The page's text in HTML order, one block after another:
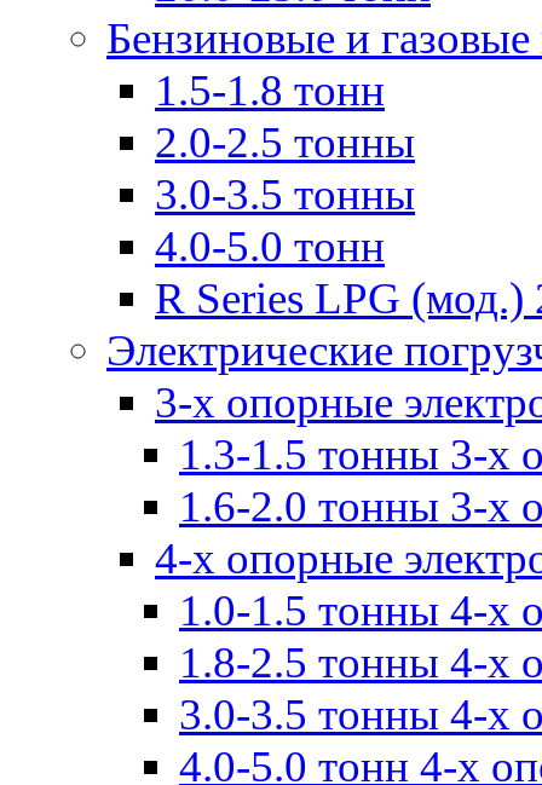
Бензиновые и
1.5-1.8 тонн
2.0-2.5 тонны
3.0-3.5 тонны
4.0-5.0 тонн
R Series LPG (мод.)
Электрические
3-х опорные
1.3-1.5 тонны 3-х
1.6-2.0 тонны 3-х
4-х опорные
1.0-1.5 тонны 4-х
1.8-2.5 тонны 4-х
3.0-3.5 тонны 4-х
4.0-5.0 тонн 4-х